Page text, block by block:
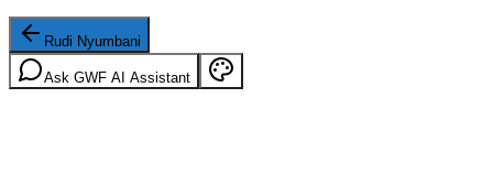
Rudi Nyumbani
Ask GWF AI Assistant